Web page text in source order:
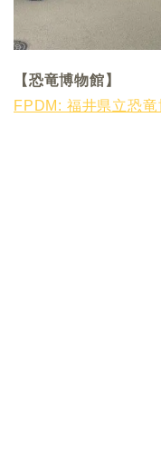
【恐竜博物館】
FPDM: 福井県立恐